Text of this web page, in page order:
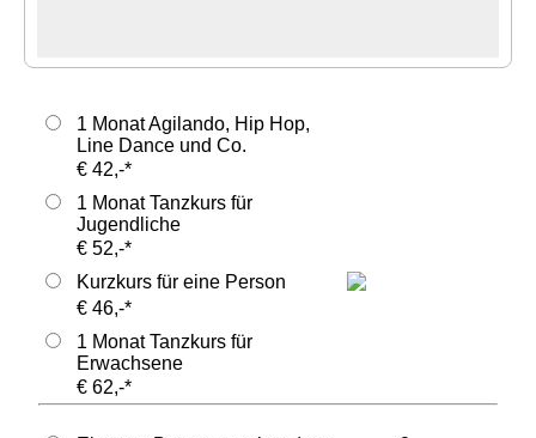
1 Monat Agilando, Hip Hop,
Line Dance und Co.
€ 42,-*
1 Monat Tanzkurs für
Jugendliche
€ 52,-*
Kurzkurs für eine Person
€ 46,-*
1 Monat Tanzkurs für
Erwachsene
€ 62,-*